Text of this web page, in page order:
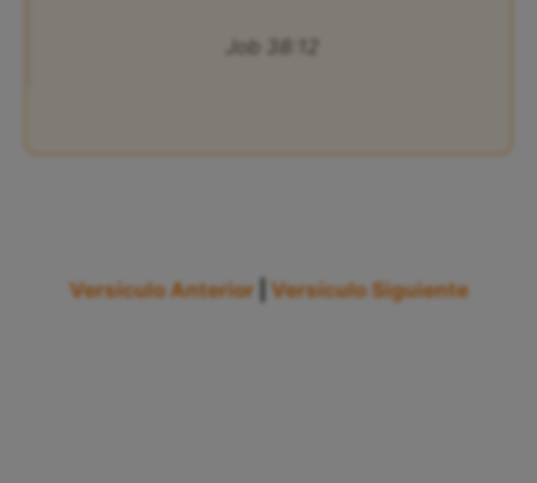
Job 38:12
Versículo Anterior Versículo Siguiente